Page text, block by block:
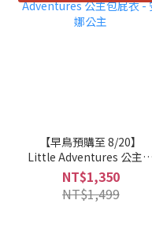
【早鳥預購至 8/20】
Little Adventures 公主包
屁衣 - 安娜公主
NT$1,350
NT$1,499